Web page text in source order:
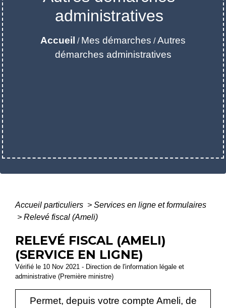
administratives
Accueil / Mes démarches /Autres
démarches administratives
Accueil particuliers > Services en ligne et formulaires
> Relevé fiscal (Ameli)
RELEVÉ FISCAL (AMELI)
(SERVICE EN LIGNE)
Vérifié le 10 Nov 2021 - Direction de l'information légale et
administrative (Première ministre)
Permet, depuis votre compte Ameli, de